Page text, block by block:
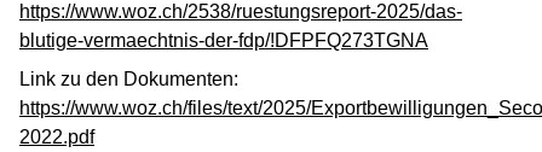
https://www.woz.ch/2538/ruestungsreport-2025/das-
blutige-vermaechtnis-der-fdp/!DFPFQ273TGNA
Link zu den Dokumenten:
https://www.woz.ch/files/text/2025/
2022.pdf